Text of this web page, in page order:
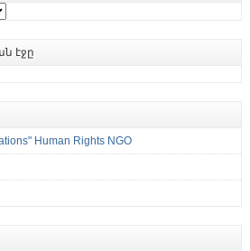
էջը
Human Rights NGO